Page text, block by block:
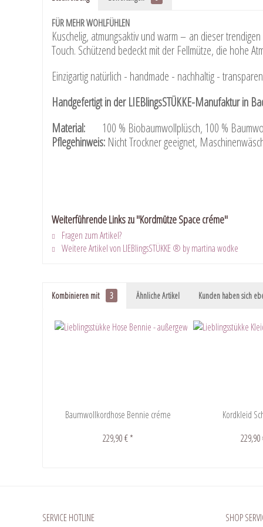
FÜR MEHR WOHLFÜHLEN
Kuschelig, atmungsaktiv und warm – an dieser
Touch. Schützend bedeckt mit der Fellmütze, die hohe
Einzigartig natürlich - handmade - nachhaltig -
Handgefertigt in der LIEBlingsSTÜKKE-Manufaktur in
Material: 100 % Biobaumwollplüsch, 100 %
Pflegehinweis: Nicht Trockner geeignet,
Weiterführende Links zu "Kordmütze Space créme"
Fragen zum Artikel?
Weitere Artikel von LIEBlingsSTÜKKE ® by martina wodke
Kombinieren mit 3 Ähnliche Artikel Kunden haben sich
Baumwollkordhose Bennie créme
229,90 € *
Kordkleid
SERVICE HOTLINE SHOP